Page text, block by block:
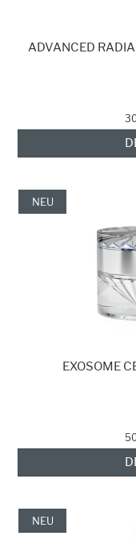
ADVANCED
EXOSOME
NEU
NEU